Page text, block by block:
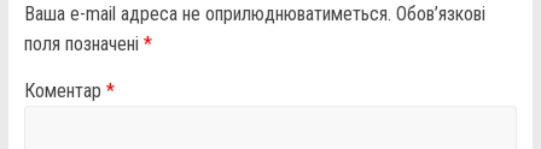
Ваша e-mail адреса не оприлюднюватиметься. Обов’язкові
поля позначені *
Коментар *